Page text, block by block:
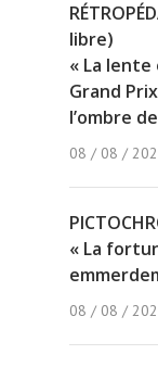
libre)
« La lente
Grand
l’ombre
08 / 08 /
« La
08 / 08 /